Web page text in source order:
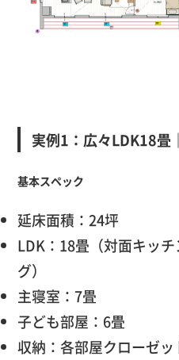
実例1：広々LDK18畳
基本スペック
延床面積：24坪
LDK：18畳（対面キッ
グ）
主寝室：7畳
子ども部屋：6畳
収納：各部屋クローゼ